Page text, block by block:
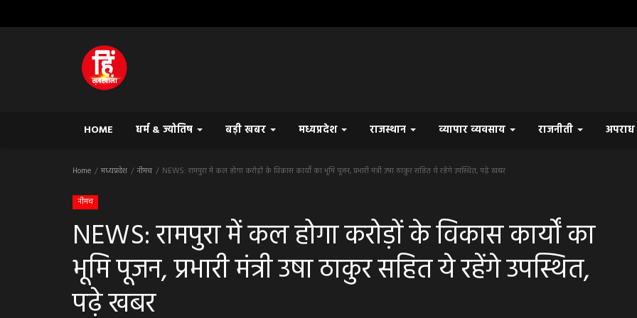
HOME धर्म & ज्योतिष बड़ी खबर मध्यप्रदेश राजस्थान व्यापार व्यवसाय राजनीती अपराध
Home मध्यप्रदेश नीमच NEWS: रामपुरा में कल होगा करोड़ों के विकास कार्यों का भूमि पूजन, प्रभारी मंत्री उषा ठाकुर सहित ये रहेंगे उपस्थित, पढ़े खबर
नीमच
NEWS: रामपुरा में कल होगा करोड़ों के विकास कार्यों का
भूमि पूजन, प्रभारी मंत्री उषा ठाकुर सहित ये रहेंगे उपस्थित,
पढ़े खबर